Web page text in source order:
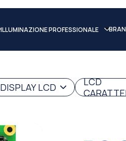
ILLUMINAZIONE PROFESSIONALE
DISPLAY LCD
LCD